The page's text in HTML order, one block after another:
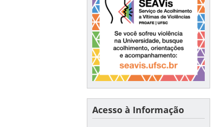
Acesso à Informação